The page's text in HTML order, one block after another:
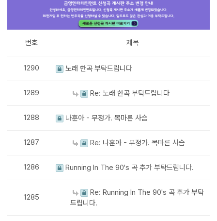
번호 제목
1290 노래 한곡 부탁드립니다
1289 Re: 노래 한곡 부탁드립니다
1288 나훈아 - 무정가. 목마른 사슴
1287 Re: 나훈아 - 무정가. 목마른 사슴
1286 Running In The 90's 곡 추가 부탁드립니다.
1285
Re: Running In The 90's 곡 추가 부탁
드립니다.